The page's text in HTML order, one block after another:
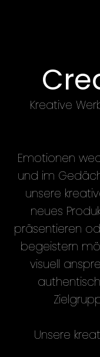
Kreative
Emotionen
und im
unsere
neues
präsentieren
begeistern
visuell
Unsere